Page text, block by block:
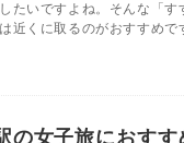
たいですよね。そんな「
近くに取るのがおすすめ
の女子旅におす